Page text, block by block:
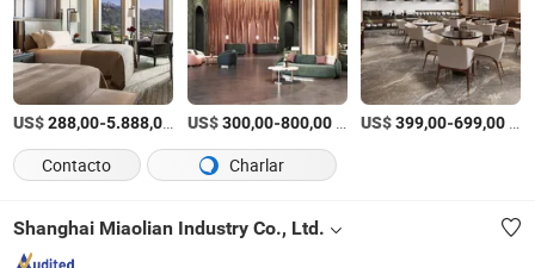
US$288,00-5.888,00 /Set
US$300,00-800,00/Set US$399,00-699,00
Contacto
Charlar
Shanghai Miaolian Industry Co., Ltd.